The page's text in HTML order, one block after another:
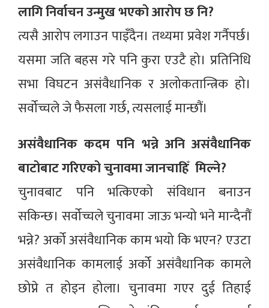
लागि निर्वाचन उन्मुख भएको आरोप छ नि?
त्यसै आरोप लगाउन पाइँदैन। तथ्यमा प्रवेश गर्नैपर्छ।
यसमा जति बहस गरे पनि कुरा एउटै हो। प्रतिनिधि
सभा विघटन असंवैधानिक र अलोकतान्त्रिक हो।
सर्वोच्चले जे फैसला गर्छ, त्यसलाई मान्छौं।
असंवैधानिक कदम पनि भन्ने अनि असंवैधानिक
बाटोबाट गरिएको चुनावमा जानचाहिँ मिल्ने?
चुनावबाट पनि भत्किएको संविधान बनाउन
सकिन्छ। सर्वोच्चले चुनावमा जाऊ भन्यो भने मान्दैनौं
भन्ने? अर्को असंवैधानिक काम भयो कि भएन? एउटा
असंवैधानिक कामलाई अर्को असंवैधानिक कामले
छोप्ने त होइन होला। चुनावमा गएर दुई तिहाई